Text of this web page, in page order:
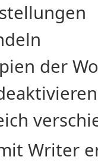
der
Writer